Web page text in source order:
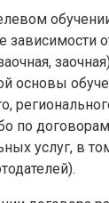
зависимости
основы
по
услуг, в